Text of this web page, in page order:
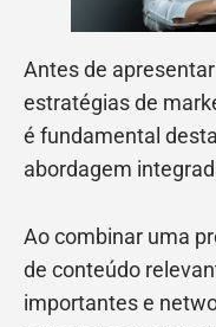
Antes de
estratégias de
é fundamental
abordagem
Ao combinar uma
de conteúdo
importantes e